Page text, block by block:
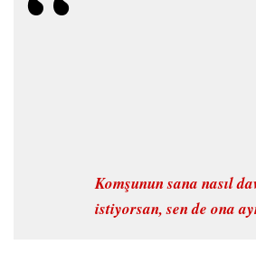
Komşunun sana nasıl
istiyorsan, sen de ona